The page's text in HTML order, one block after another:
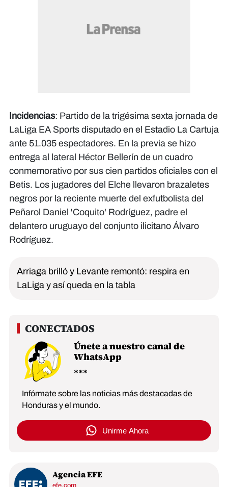
Incidencias: Partido de la trigésima sexta jornada de
LaLiga EA Sports disputado en el Estadio La Cartuja
ante 51.035 espectadores. En la previa se hizo
entrega al lateral Héctor Bellerín de un cuadro
conmemorativo por sus cien partidos oficiales con el
Betis. Los jugadores del Elche llevaron brazaletes
negros por la reciente muerte del exfutbolista del
Peñarol Daniel 'Coquito' Rodríguez, padre el
delantero uruguayo del conjunto ilicitano Álvaro
Rodríguez.
Arriaga brilló y Levante remontó: respira en
LaLiga y así queda en la tabla
Únete a nuestro canal de
WhatsApp
Infórmate sobre las noticias más destacadas de
Honduras y el mundo.
Unirme Ahora
Agencia EFE